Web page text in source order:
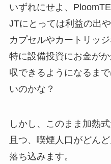
いずれにせよ、
JTにとっては利益の出
カプセルやカートリッ
特に設備投資にお金が
収できるようになるま
いのかな？
しかし、このまま加熱
且つ、喫煙人口がどん
落ち込みます。